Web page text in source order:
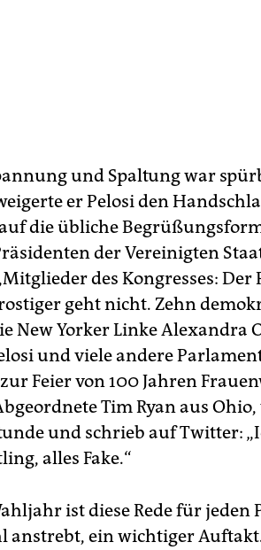
und Spaltung war
er Pelosi den
die übliche
der Vereinigten
des Kongresses:
geht nicht. Zehn
New Yorker Linke Alexandra
und viele andere
Feier von 100 Jahren
Tim Ryan aus
und schrieb auf Twitter:
alles Fake.“
ist diese Rede für jeden
anstrebt, ein wichtiger